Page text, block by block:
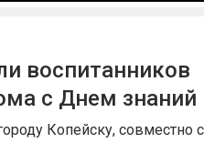
воспитанников
c Днем знаний
Копейску, совместно с